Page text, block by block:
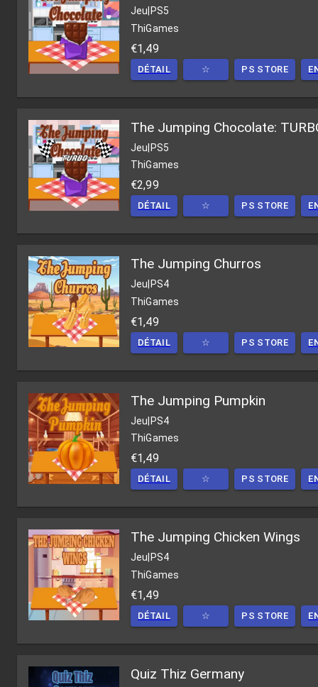
Jeu PS5
ThiGames
€1,49
DÉTAIL ☆ PS STORE
The Jumping Chocolate:
Jeu|PS5
ThiGames
€2,99
DÉTAIL ☆ PS STORE
The Jumping Churros
Jeu PS4
ThiGames
€1,49
DÉTAIL ☆ PS STORE
The Jumping Pumpkin
Jeu|PS4
ThiGames
€1,49
DÉTAIL ☆ PS STORE
The Jumping Chicken Wings
Jeu PS4
ThiGames
€1,49
DÉTAIL ☆ PS STORE
Quiz Thiz Germany